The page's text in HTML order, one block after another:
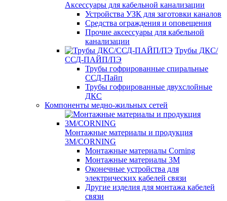
Аксессуары для кабельной канализации
Устройства УЗК для заготовки каналов
Средства ограждения и оповещения
Прочие аксессуары для кабельной
канализации
Трубы ДКС/
ССД-ПАЙП/ПЭ
Трубы гофрированные спиральные
ССД-Пайп
Трубы гофрированные двухслойные
ДКС
Компоненты медно-жильных сетей
Монтажные материалы и продукция
3M/CORNING
Монтажные материалы Corning
Монтажные материалы 3M
Оконечные устройства для
электрических кабелей связи
Другие изделия для монтажа кабелей
связи